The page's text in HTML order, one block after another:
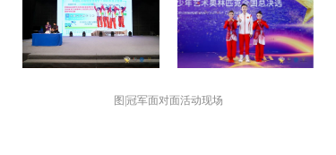
图|冠军面对面活动现场